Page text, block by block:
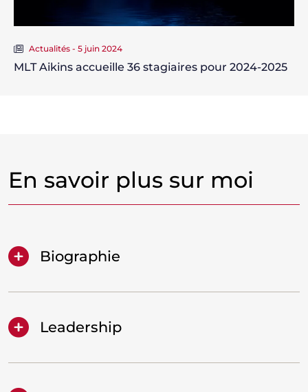
Actualités - 5 juin 2024
MLT Aikins accueille 36 stagiaires pour 2024-2025
En savoir plus sur moi
Biographie
Leadership